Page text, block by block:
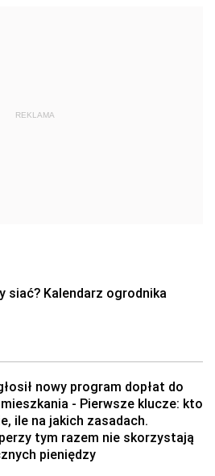
REKLAMA
siać? Kalendarz ogrodnika
nowy program dopłat do
- Pierwsze klucze: kto
ile na jakich zasadach.
tym razem nie skorzystają
pieniędzy